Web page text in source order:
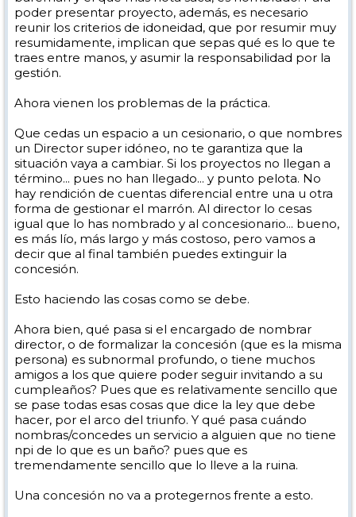
poder presentar proyecto, además, es necesario
reunir los criterios de idoneidad, que por resumir muy
resumidamente, implican que sepas qué es lo que te
traes entre manos, y asumir la responsabilidad por la
gestión.
Ahora vienen los problemas de la práctica.
Que cedas un espacio a un cesionario, o que nombres
un Director super idóneo, no te garantiza que la
situación vaya a cambiar. Si los proyectos no llegan a
término... pues no han llegado... y punto pelota. No
hay rendición de cuentas diferencial entre una u otra
forma de gestionar el marrón. Al director lo cesas
igual que lo has nombrado y al concesionario... bueno,
es más lío, más largo y más costoso, pero vamos a
decir que al final también puedes extinguir la
concesión.
Esto haciendo las cosas como se debe.
Ahora bien, qué pasa si el encargado de nombrar
director, o de formalizar la concesión (que es la misma
persona) es subnormal profundo, o tiene muchos
amigos a los que quiere poder seguir invitando a su
cumpleaños? Pues que es relativamente sencillo que
se pase todas esas cosas que dice la ley que debe
hacer, por el arco del triunfo. Y qué pasa cuándo
nombras/concedes un servicio a alguien que no tiene
npi de lo que es un baño? pues que es
tremendamente sencillo que lo lleve a la ruina.
Una concesión no va a protegernos frente a esto.